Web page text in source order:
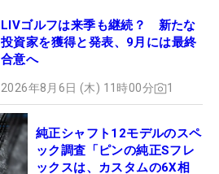
LIVゴルフは来季も継続？ 新たな
投資家を獲得と発表、9月には最終
合意へ
2026年8月6日 (木) 11時00分 1
純正シャフト12モデルのスペ
ック調査「ピンの純正Sフレ
ックスは、カスタムの6X相